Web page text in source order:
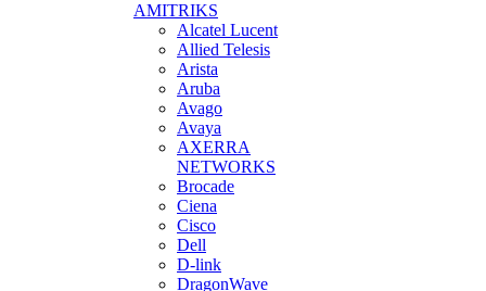
AMITRIKS
Alcatel Lucent
Allied Telesis
Arista
Aruba
Avago
Avaya
AXERRA
NETWORKS
Brocade
Ciena
Cisco
Dell
D-link
DragonWave